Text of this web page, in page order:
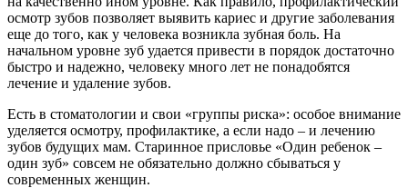
осмотр зубов позволяет выявить кариес и другие заболевания
еще до того, как у человека возникла зубная боль. На
начальном уровне зуб удается привести в порядок достаточно
быстро и надежно, человеку много лет не понадобятся
лечение и удаление зубов.
Есть в стоматологии и свои «группы риска»: особое внимание
уделяется осмотру, профилактике, а если надо – и лечению
зубов будущих мам. Старинное присловье «Один ребенок –
один зуб» совсем не обязательно должно сбываться у
современных женщин.